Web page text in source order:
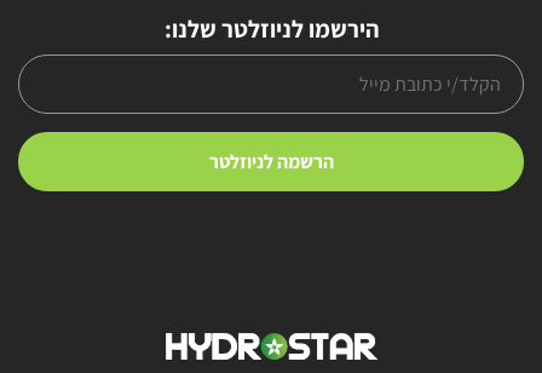
הירשמו לניוזלטר שלנו: